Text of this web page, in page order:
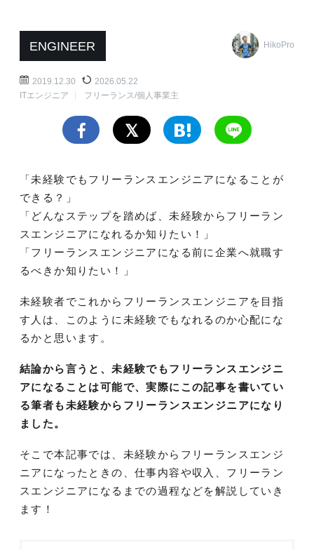
ENGINEER HikoPro
2019.12.30
2026.05.22
ITエンジニア
フリーランス/個人事業主
「未経験でもフリーランスエンジニアになることが
できる？」
「どんなステップを踏めば、未経験からフリーラン
スエンジニアになれるか知りたい！」
「フリーランスエンジニアになる前に企業へ就職す
るべきか知りたい！」
未経験者でこれからフリーランスエンジニアを目指
す人は、このように未経験でもなれるのか心配にな
るかと思います。
結論から言うと、未経験でもフリーランスエンジニ
アになることは可能で、実際にこの記事を書いてい
る筆者も未経験からフリーランスエンジニアになり
ました。
そこで本記事では、未経験からフリーランスエンジ
ニアになったときの、仕事内容や収入、フリーラン
スエンジニアになるまでの過程などを解説していき
ます！